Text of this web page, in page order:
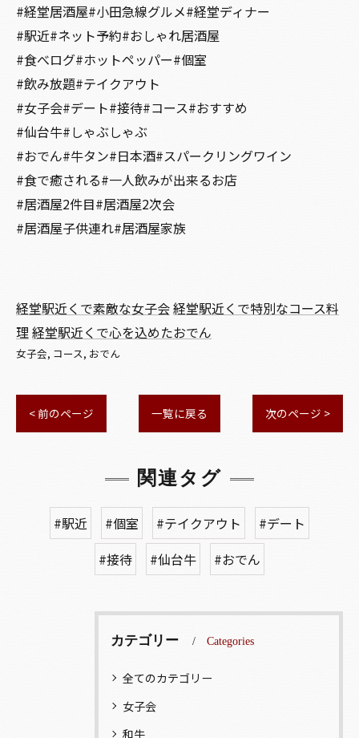
#経堂居酒屋#小田急線グルメ#経堂ディナー
#駅近#ネット予約#おしゃれ居酒屋
#食べログ#ホットペッパー#個室
#飲み放題#テイクアウト
#女子会#デート#接待#コース#おすすめ
#仙台牛#しゃぶしゃぶ
#おでん#牛タン#日本酒#スパークリングワイン
#食で癒される#一人飲みが出来るお店
#居酒屋2件目#居酒屋2次会
#居酒屋子供連れ#居酒屋家族
経堂駅近くで素敵な女子会経堂駅近くで特別なコース料
理経堂駅近くで心を込めたおでん
女子会 コース おでん
< 前のページ 一覧に戻る 次のページ >
関連タグ
#駅近 #個室 #テイクアウト
#デート
#接待
#仙台牛 #おでん
カテゴリー Categories
全てのカテゴリー
女子会
和牛